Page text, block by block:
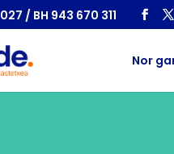
/ BH 943 670 311
Nor